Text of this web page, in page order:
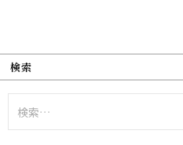
検索
索: